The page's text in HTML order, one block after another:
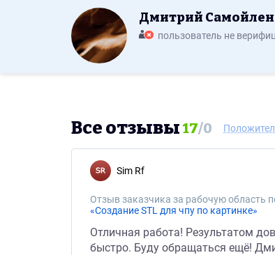
Дмитрий
пользователь не
Все отзывы17/0
Sim Rf
Отзыв заказчика за рабочую область
«Создание STL для чпу по картинке»
Отличная работа! Результатом
быстро. Буду обращаться ещё!